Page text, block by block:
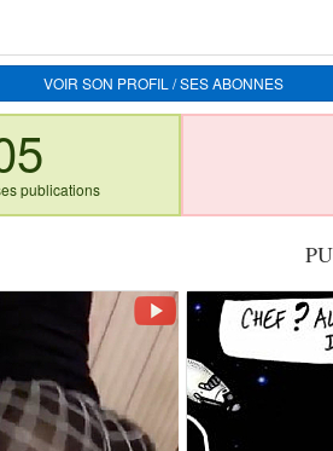
VOIR SON PROFIL / SES ABONNES
publications